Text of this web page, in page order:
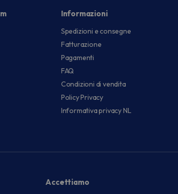
Informazioni
Spedizioni e consegne
Fatturazione
Pagamenti
FAQ
Condizioni di vendita
Policy Privacy
Informativa privacy NL
Accettiamo